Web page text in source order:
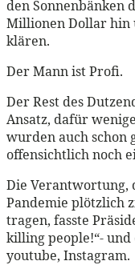
den Sonnenbänken
Millionen Dollar hin
klären.
Der Mann ist Profi.
Der Rest des
Ansatz, dafür
wurden auch schon
offensichtlich noch
Die Verantwortung,
Pandemie plötzlich
tragen, fasste
killing people!“-
youtube, Instagram.